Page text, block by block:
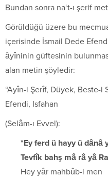
Bundan sonra na‘t-ı şerif
Görüldüğü üzere bu
içerisinde İsmail Dede
âyîninin güftesinin
alan metin şöyledir:
“Ayîn-i Şerîf, Düyek, Beste-
Efendi, Isfahan
(Selâm-ı Evvel):
*Ey ferd ü hayy ü dânâ
Tevfîk bahş mâ râ yâ
Hey yâr mahbûb-i men